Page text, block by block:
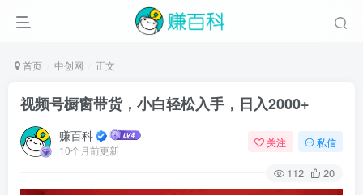
首页 中创网 正文
视频号橱窗带货，小白轻松入手，日入2000+
赚百科
10个月前更新
关注 私信
112 20